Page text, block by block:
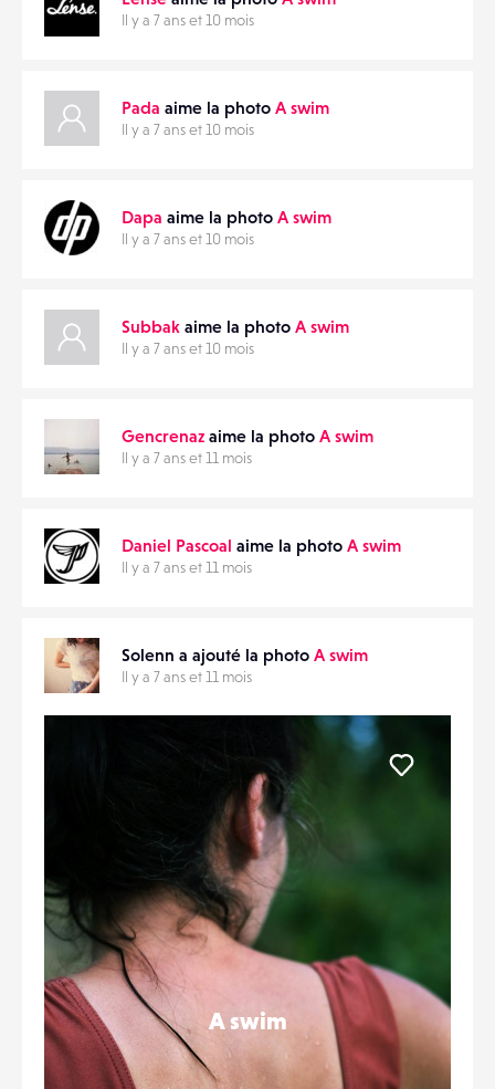
Il y a 7 ans et 10 mois
Pada aime la photo A swim
Il y a 7 ans et 10 mois
Dapa aime la photo A swim
Il y a 7 ans et 10 mois
Subbak aime la photo A swim
Il y a 7 ans et 10 mois
Gencrenaz aime la photo A swim
Il y a 7 ans et 11 mois
Daniel Pascoal aime la photo A swim
Il y a 7 ans et 11 mois
Solenn a ajouté la photo A swim
Il y a 7 ans et 11 mois
A swim